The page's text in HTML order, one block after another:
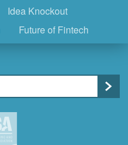
Idea Knockout
Future of Fintech